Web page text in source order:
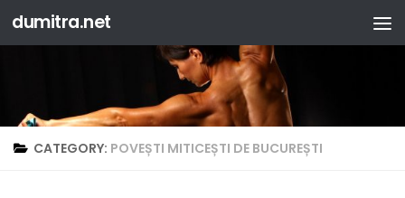
Skip to content
dumitra.net
CATEGORY: POVEȘTI MITICEȘTI DE BUCUREȘTI